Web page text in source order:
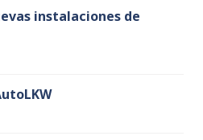
instalaciones de